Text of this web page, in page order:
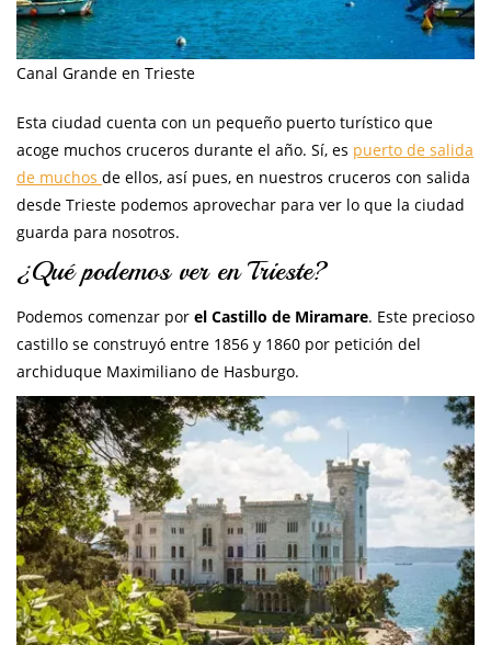
Canal Grande en Trieste
Esta ciudad cuenta con un pequeño puerto turístico que
acoge muchos cruceros durante el año. Sí, es puerto de salida
de muchos de ellos, así pues, en nuestros cruceros con salida
desde Trieste podemos aprovechar para ver lo que la ciudad
guarda para nosotros.
¿Qué podemos ver en Trieste?
Podemos comenzar por el Castillo de Miramare. Este precioso
castillo se construyó entre 1856 y 1860 por petición del
archiduque Maximiliano de Hasburgo.